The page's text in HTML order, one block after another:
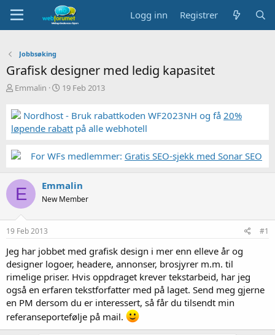
Logg inn Registrer
Jobbsøking
Grafisk designer med ledig kapasitet
T
å
d
s
a
e
r
Emmalin
S
r
t
a
19 Feb 2013
Nordhost - Bruk rabattkoden WF2023NH og få 20%
løpende rabatt på alle webhotell
For WFs medlemmer: Gratis SEO-sjekk med Sonar SEO
E Emmalin
New Member
19 Feb 2013 #1
Jeg har jobbet med grafisk design i mer enn elleve år og
designer logoer, headere, annonser, brosjyrer m.m. til
rimelige priser. Hvis oppdraget krever tekstarbeid, har jeg
også en erfaren tekstforfatter med på laget. Send meg gjerne
en PM dersom du er interessert, så får du tilsendt min
referanseportefølje på mail.